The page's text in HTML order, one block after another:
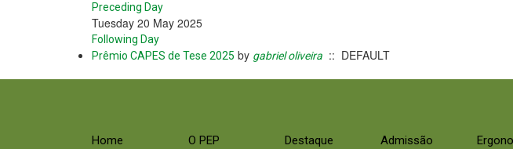
Preceding Day
Tuesday 20 May 2025
Following Day
Prêmio CAPES de Tese 2025 by gabriel oliveira :: DEFAULT
Home
O PEP
Destaque
Admissão